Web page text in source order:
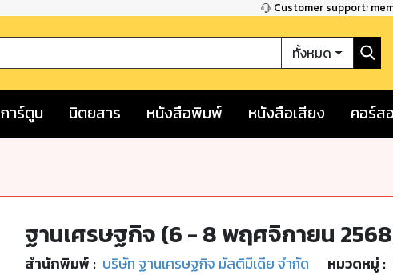
Customer support:
ทั้งหมด
การ์ตูน นิตยสาร หนังสือพิมพ์ หนังสือเสียง คอร์ส
ฐานเศรษฐกิจ (6 - 8 พฤศจิกายน
สำนักพิมพ์ : บริษัท ฐานเศรษฐกิจ มัลติมีเดีย จำกัด หมวดหมู่ :